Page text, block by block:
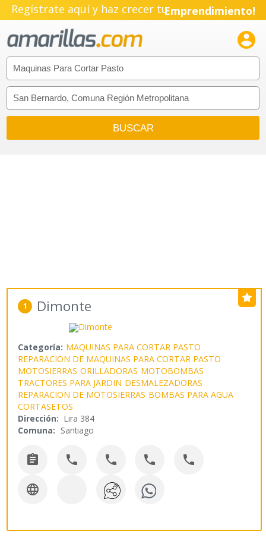
Regístrate aquí y haz crecer tuEmprendimiento!

1 Dimonte
Categoría: MAQUINAS PARA CORTAR PASTO
REPARACION DE MAQUINAS PARA CORTAR PASTO
MOTOSIERRAS ORILLADORAS MOTOBOMBAS
TRACTORES PARA JARDIN DESMALEZADORAS
REPARACION DE MOTOSIERRAS BOMBAS PARA AGUA
CORTASETOS
Dirección: Lira 384
Comuna: Santiago
    
